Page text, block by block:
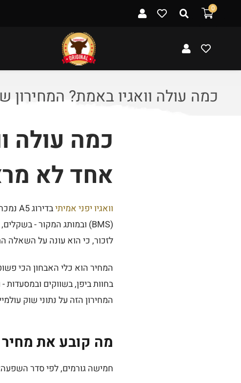
0
כמה עולה וואגיו באמת?
כמה עולה
אחד לא
וואגיו יפני אמיתי
לזכור, כי הוא עונה על השאלה
המחיר הוא כלי האבחון הכי
בחוות ביפן, בשווקים
המחירון הזה על נתוני שוק
מה קובע את מחיר
חמישה גורמים, לפי סדר